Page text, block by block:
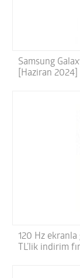
Samsung
[Haziran 2024]
120 Hz ekranla
TL’lik indirim